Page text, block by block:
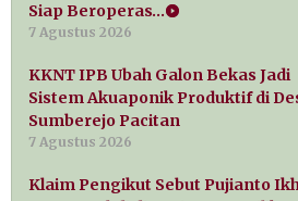
Siap Beroperas…
7 Agustus 2026
KKNT IPB Ubah Galon Bekas Jadi
Sistem Akuaponik Produktif di
Sumberejo Pacitan
7 Agustus 2026
Klaim Pengikut Sebut Pujianto